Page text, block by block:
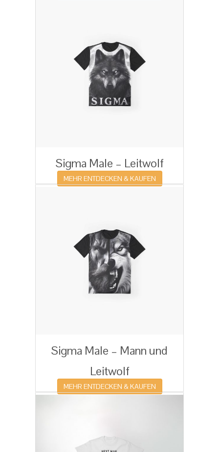
Sigma Male – Leitwolf
MEHR ENTDECKEN & KAUFEN
Sigma Male – Mann und
Leitwolf
MEHR ENTDECKEN & KAUFEN